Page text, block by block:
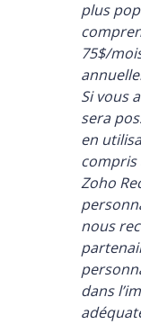
plus
75$/
Si vous
sera
en
compris
Zoho
nous
dans